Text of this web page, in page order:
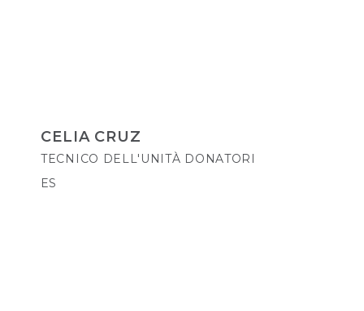
CELIA CRUZ
TECNICO DELL'UNITÀ DONATORI
ES